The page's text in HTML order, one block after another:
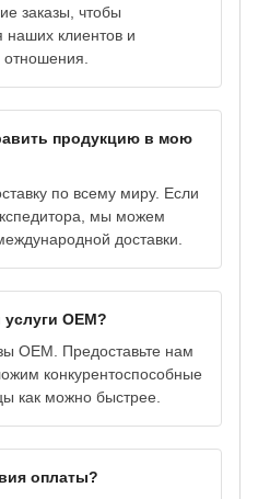
заказы, чтобы
наших клиентов и
отношения.
продукцию в мою
по всему миру. Если
мы можем
доставки.
OEM?
OEM. Предоставьте нам
конкурентоспособные
как можно быстрее.
оплаты?